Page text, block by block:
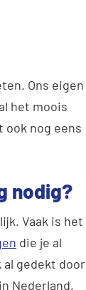
Ons eigen
het moois
ook nog eens
nodig?
Vaak is het
die je al
al gedekt door
Nederland,